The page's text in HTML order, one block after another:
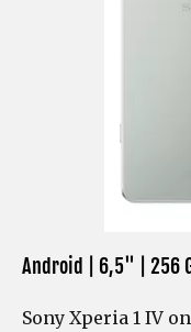
Android | 6,5" | 256
Sony Xperia 1 IV